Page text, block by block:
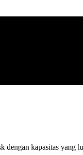
kapasitas